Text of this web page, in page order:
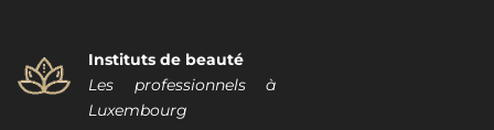
Instituts de beauté
Les professionnels à
Luxembourg